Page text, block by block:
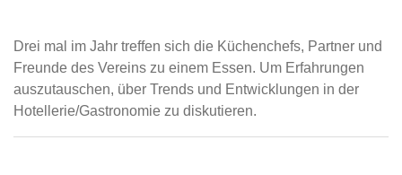
Drei mal im Jahr treffen sich die Küchenchefs, Partner und
Freunde des Vereins zu einem Essen. Um Erfahrungen
auszutauschen, über Trends und Entwicklungen in der
Hotellerie/Gastronomie zu diskutieren.